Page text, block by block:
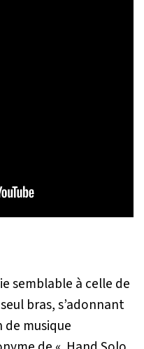
semblable à celle de
bras, s’adonnant
musique